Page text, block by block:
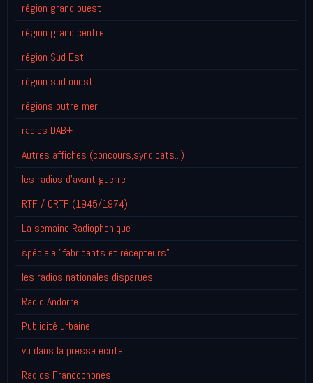
région grand ouest
région grand centre
région Sud Est
région sud ouest
régions outre-mer
radios DAB+
Autres affiches (concours,syndicats...)
les radios d'avant guerre
RTF / ORTF (1945/1974)
La semaine Radiophonique
spéciale "fabricants et récepteurs"
les radios nationales disparues
Radio Andorre
Publicité urbaine
vu dans la presse écrite
Radios Francophones